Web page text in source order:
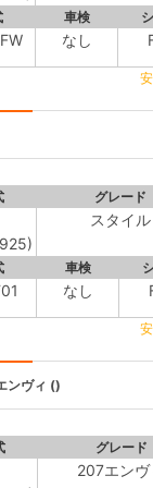
車検
なし
グレード
スタイル
車検
なし
ンヴィ ()
グレード
207エンヴ